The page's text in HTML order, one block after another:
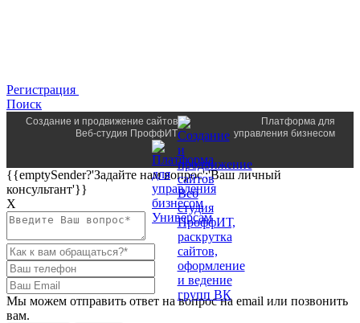
Регистрация
Поиск
Создание и продвижение сайтов
Веб-студия ПроффИТ
Платформа для
управления бизнесом
{{emptySender?'Задайте нам вопрос':'Ваш личный
консультант'}}
Х
Мы можем отправить ответ на вопрос на email или позвонить
вам.